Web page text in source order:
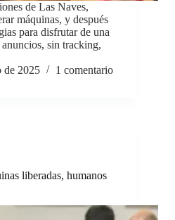
de Las Naves,
máquinas, y después
para disfrutar de una
sin tracking,
de 2025 1 comentario
liberadas, humanos